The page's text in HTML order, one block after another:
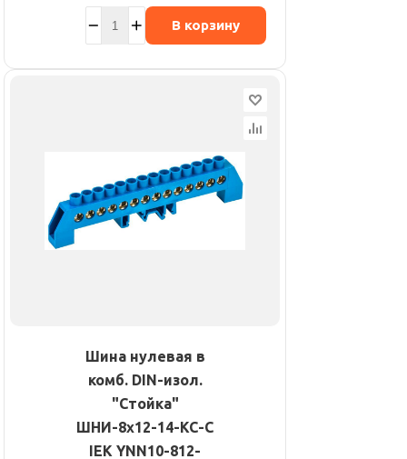
В корзину
Шина нулевая в
комб. DIN-изол.
"Стойка"
ШНИ-8х12-14-КС-С
IEK YNN10-812-